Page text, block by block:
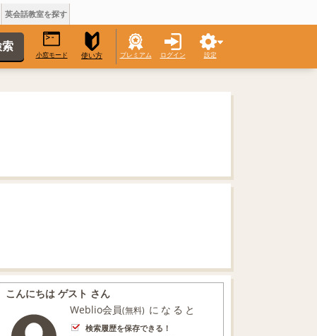
英会話教室を探す
小窓モード 使い方 プレミアム ログイン 設定
こんにちは ゲスト さん
Weblio会員(無料) になると
検索履歴を保存できる！